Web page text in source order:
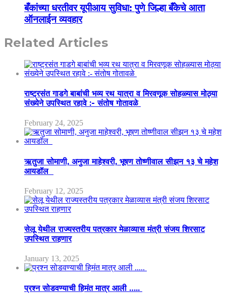
बँकांच्या धरतीवर यूपीआय सुविधा: पुणे जिल्हा बँकेचे आता
ऑनलाईन व्यवहार
Related Articles
राष्ट्रसंत गाडगे बाबांची भव्य रथ यात्रा व मिरवणूक सोहळ्यास मोठ्या
संख्येने उपस्थित रहावे :- संतोष गोतावळे
February 24, 2025
ऋतुजा सोमाणी, अनुजा माहेश्वरी, भूषण तोष्णीवाल सीझन १३ चे महेश
आयडॉल
February 12, 2025
सेलू येथील राज्यस्तरीय पत्रकार मेळाव्यास मंत्री संजय शिरसाट
उपस्थित राहणार
January 13, 2025
प्रश्न सोडवण्याची हिमंत मात्र आली …..